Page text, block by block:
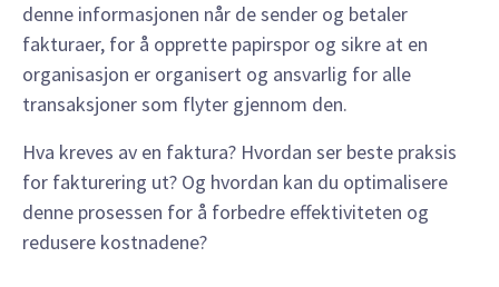
denne informasjonen når de sender og betaler
fakturaer, for å opprette papirspor og sikre at en
organisasjon er organisert og ansvarlig for alle
transaksjoner som flyter gjennom den.
Hva kreves av en faktura? Hvordan ser beste praksis
for fakturering ut? Og hvordan kan du optimalisere
denne prosessen for å forbedre effektiviteten og
redusere kostnadene?